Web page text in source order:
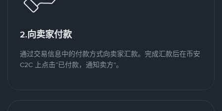
2.向卖家付款
通过交易信息中的付款方式向卖家汇款。完成汇款后在币安
C2C 上点击“已付款，通知卖方”。